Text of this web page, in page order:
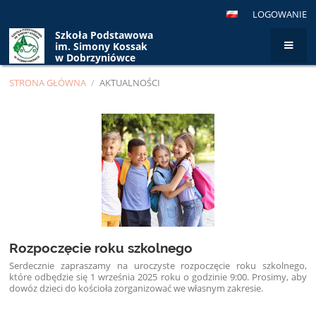
LOGOWANIE
Szkoła Podstawowa
im. Simony Kossak
w Dobrzyniówce
STRONA GŁÓWNA / AKTUALNOŚCI
Rozpoczęcie roku szkolnego
Serdecznie zapraszamy na uroczyste rozpoczęcie roku szkolnego,
które odbędzie się 1 września 2025 roku o godzinie 9:00. Prosimy, aby
dowóz dzieci do kościoła zorganizować we własnym zakresie.